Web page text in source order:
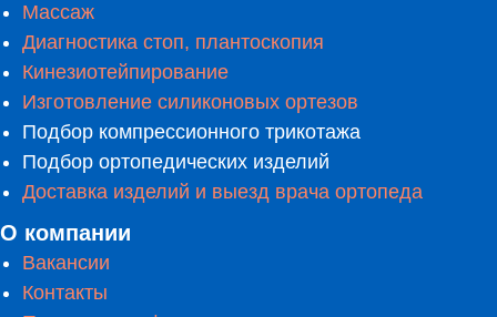
Массаж
Диагностика стоп, плантоскопия
Кинезиотейпирование
Изготовление силиконовых ортезов
Подбор компрессионного трикотажа
Подбор ортопедических изделий
Доставка изделий и выезд врача ортопеда
О компании
Вакансии
Контакты